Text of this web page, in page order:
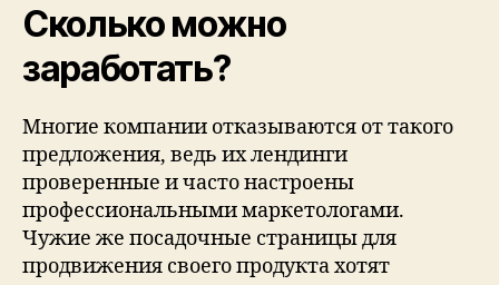
Сколько можно
заработать?
Многие компании отказываются от такого
предложения, ведь их лендинги
проверенные и часто настроены
профессиональными маркетологами.
Чужие же посадочные страницы для
продвижения своего продукта хотят